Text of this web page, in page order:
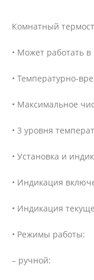
Комнатный
• Может работать
• Температурно-
• Максимальное
• 3 уровня
• Установка и
• Индикация
• Индикация
• Режимы работы:
– ручной: